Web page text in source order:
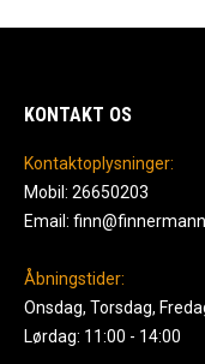
KONTAKT OS
Kontaktoplysninger:
Mobil: 26650203
Email:
Åbningstider:
Onsdag, Torsdag,
Lørdag: 11:00 - 14:00